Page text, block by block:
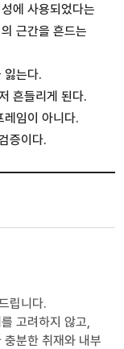
에 사용되었다는
근간을 흔드는
잃는다.
흔들리게 된다.
레임이 아니다.
증이다.
립니다.
고려하지 않고,
분한 취재와 내부